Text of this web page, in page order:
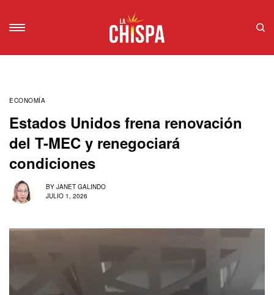
ECONOMÍA
Estados Unidos frena renovación
del T-MEC y renegociará
condiciones
BY JANET GALINDO
JULIO 1, 2026